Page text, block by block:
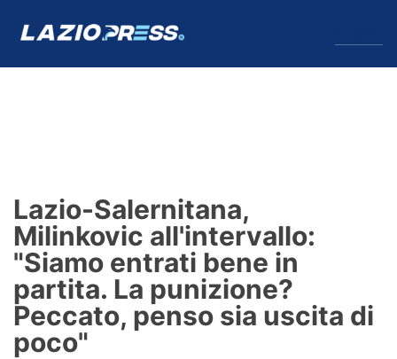
Formello
Infortuni
Primavera
Calciomercato
Lazio-Salernitana,
Milinkovic all'intervallo:
"Siamo entrati bene in
partita. La punizione?
Peccato, penso sia uscita di
poco"